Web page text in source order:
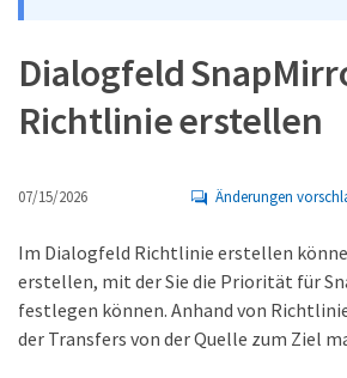
Dialogfeld
Richtlinie erstellen
07/15/2026 Änderungen
Im Dialogfeld Richtlinie erstellen
erstellen, mit der Sie die Priorität für
festlegen können. Anhand von
der Transfers von der Quelle zum Ziel